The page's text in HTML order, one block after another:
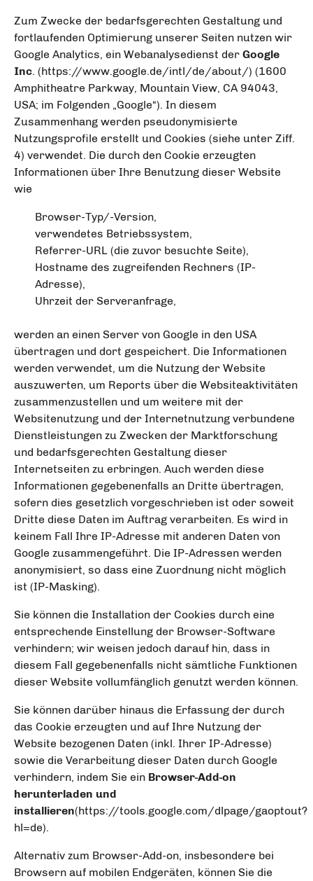
Zum Zwecke der bedarfsgerechten Gestaltung und
fortlaufenden Optimierung unserer Seiten nutzen wir
Google Analytics, ein Webanalysedienst der Google
Inc. (https://www.google.de/intl/de/about/) (1600
Amphitheatre Parkway, Mountain View, CA 94043,
USA; im Folgenden „Google“). In diesem
Zusammenhang werden pseudonymisierte
Nutzungsprofile erstellt und Cookies (siehe unter Ziff.
4) verwendet. Die durch den Cookie erzeugten
Informationen über Ihre Benutzung dieser Website
wie
Browser-Typ/-Version,
verwendetes Betriebssystem,
Referrer-URL (die zuvor besuchte Seite),
Hostname des zugreifenden Rechners (IP-
Adresse),
Uhrzeit der Serveranfrage,
werden an einen Server von Google in den USA
übertragen und dort gespeichert. Die Informationen
werden verwendet, um die Nutzung der Website
auszuwerten, um Reports über die Websiteaktivitäten
zusammenzustellen und um weitere mit der
Websitenutzung und der Internetnutzung verbundene
Dienstleistungen zu Zwecken der Marktforschung
und bedarfsgerechten Gestaltung dieser
Internetseiten zu erbringen. Auch werden diese
Informationen gegebenenfalls an Dritte übertragen,
sofern dies gesetzlich vorgeschrieben ist oder soweit
Dritte diese Daten im Auftrag verarbeiten. Es wird in
keinem Fall Ihre IP-Adresse mit anderen Daten von
Google zusammengeführt. Die IP-Adressen werden
anonymisiert, so dass eine Zuordnung nicht möglich
ist (IP-Masking).
Sie können die Installation der Cookies durch eine
entsprechende Einstellung der Browser-Software
verhindern; wir weisen jedoch darauf hin, dass in
diesem Fall gegebenenfalls nicht sämtliche Funktionen
dieser Website vollumfänglich genutzt werden können.
Sie können darüber hinaus die Erfassung der durch
das Cookie erzeugten und auf Ihre Nutzung der
Website bezogenen Daten (inkl. Ihrer IP-Adresse)
sowie die Verarbeitung dieser Daten durch Google
verhindern, indem Sie ein Browser-Add-on
herunterladen und
installieren(https://tools.google.com/dlpage/gaoptout?
hl=de).
Alternativ zum Browser-Add-on, insbesondere bei
Browsern auf mobilen Endgeräten, können Sie die